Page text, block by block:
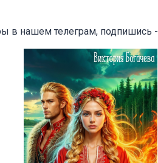
в нашем телеграм, подпишись -